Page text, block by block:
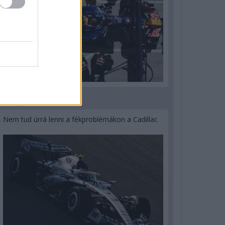
Nem tud úrrá lenni a fékproblémákon a Cadillac